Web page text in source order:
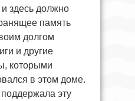
и здесь должно
память
долгом
и другие
которыми
в этом доме.
эту